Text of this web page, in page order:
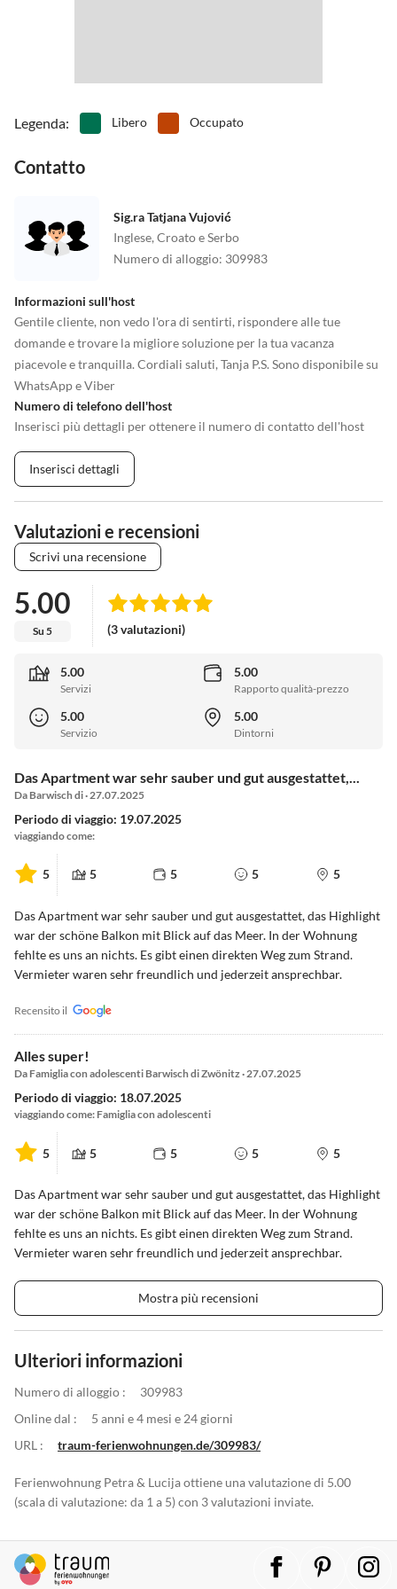
Legenda: Libero Occupato
Contatto
Sig.ra Tatjana Vujović
Inglese, Croato e Serbo
Numero di alloggio: 309983
Informazioni sull'host
Gentile cliente, non vedo l'ora di sentirti, rispondere alle tue
domande e trovare la migliore soluzione per la tua vacanza
piacevole e tranquilla. Cordiali saluti, Tanja P.S. Sono disponibile su
WhatsApp e Viber
Numero di telefono dell'host
Inserisci più dettagli per ottenere il numero di contatto dell'host
Inserisci dettagli
Valutazioni e recensioni
Scrivi una recensione
5.00
Su 5 (3 valutazioni)
5.00
Servizi
5.00
Rapporto qualità-prezzo
5.00
Servizio
5.00
Dintorni
Das Apartment war sehr sauber und gut ausgestattet,...
Da Barwisch di · 27.07.2025
Periodo di viaggio: 19.07.2025
viaggiando come:
5 5 5 5 5
Das Apartment war sehr sauber und gut ausgestattet, das Highlight
war der schöne Balkon mit Blick auf das Meer. In der Wohnung
fehlte es uns an nichts. Es gibt einen direkten Weg zum Strand.
Vermieter waren sehr freundlich und jederzeit ansprechbar.
Recensito il
Alles super!
Da Famiglia con adolescenti Barwisch di Zwönitz · 27.07.2025
Periodo di viaggio: 18.07.2025
viaggiando come: Famiglia con adolescenti
5 5 5 5 5
Das Apartment war sehr sauber und gut ausgestattet, das Highlight
war der schöne Balkon mit Blick auf das Meer. In der Wohnung
fehlte es uns an nichts. Es gibt einen direkten Weg zum Strand.
Vermieter waren sehr freundlich und jederzeit ansprechbar.
Mostra più recensioni
Ulteriori informazioni
Numero di alloggio :
309983
Online dal :
5 anni e 4 mesi e 24 giorni
URL :
traum-ferienwohnungen.de/309983/
Ferienwohnung Petra & Lucija ottiene una valutazione di 5.00
(scala di valutazione: da 1 a 5) con 3 valutazioni inviate.